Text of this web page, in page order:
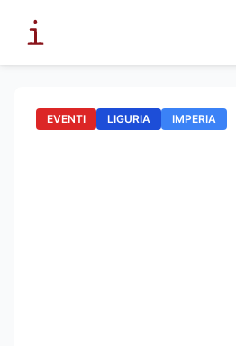
EVENTI LIGURIA IMPERIA